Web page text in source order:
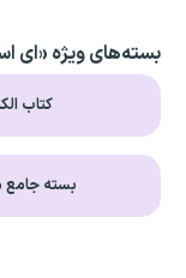
بسته‌های ویژه «ای
کتاب
بسته جامع